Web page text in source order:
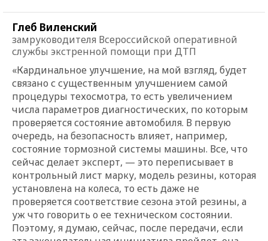
Глеб Виленский
замруководителя Всероссийской оперативной
службы экстренной помощи при ДТП
«Кардинальное улучшение, на мой взгляд, будет
связано с существенным улучшением самой
процедуры техосмотра, то есть увеличением
числа параметров диагностических, по которым
проверяется состояние автомобиля. В первую
очередь, на безопасность влияет, например,
состояние тормозной системы машины. Все, что
сейчас делает эксперт, — это переписывает в
контрольный лист марку, модель резины, которая
установлена на колеса, то есть даже не
проверяется соответствие сезона этой резины, а
уж что говорить о ее техническом состоянии.
Поэтому, я думаю, сейчас, после передачи, если